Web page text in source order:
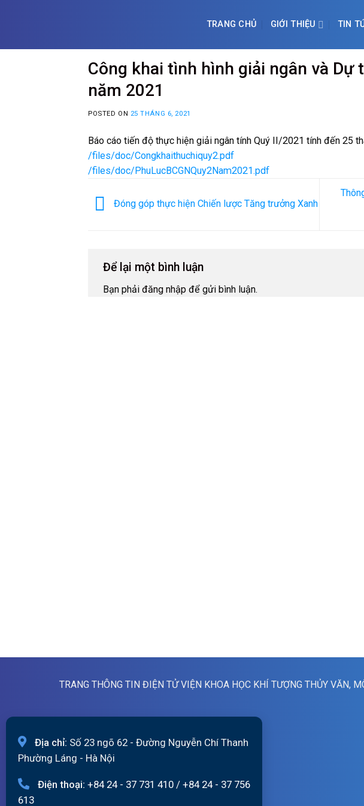
TRANG CHỦ GIỚI THIỆU TIN
Công khai tình hình giải ngân và Dự
năm 2021
POSTED ON 25 THÁNG 6, 2021
Báo cáo tiến độ thực hiện giải ngân tính Quý II/2021 tính đến 25
/files/doc/Congkhaithuchiquy2.pdf
/files/doc/PhuLucBCGNQuy2Nam2021.pdf
Đóng góp thực hiện Chiến lược Tăng trưởng Xanh
Để lại một bình luận
Bạn phải đăng nhập để gửi bình luận.
TRANG THÔNG TIN ĐIỆN TỬ VIỆN KHOA HỌC KHÍ TƯỢNG THỦY VĂN,
Địa chỉ: Số 23 ngõ 62 - Đường Nguyễn Chí Thanh
Phường Láng - Hà Nội
Điện thoại: +84 24 - 37 731 410 / +84 24 - 37 756
613